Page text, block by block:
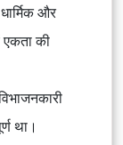
और
एकता की
था।